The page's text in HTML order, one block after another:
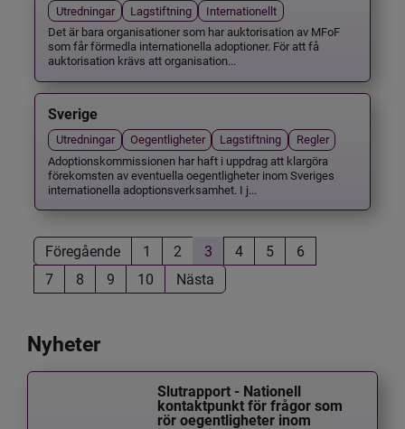
Utredningar Lagstiftning
Internationellt
Det är bara organisationer som har auktorisation av MFoF
som får förmedla internationella adoptioner. För att få
auktorisation krävs att organisation...
Sverige
Utredningar Oegentligheter Lagstiftning
Regler
Adoptionskommissionen har haft i uppdrag att klargöra
förekomsten av eventuella oegentligheter inom Sveriges
internationella adoptionsverksamhet. I j...
Föregående 1 2 3 4 5
6
7
8 9 10 Nästa
Nyheter
Slutrapport - Nationell
kontaktpunkt för frågor som
rör oegentligheter inom